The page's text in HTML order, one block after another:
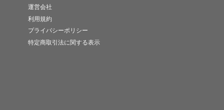
運営会社
利用規約
プライバシーポリシー
特定商取引法に関する表示